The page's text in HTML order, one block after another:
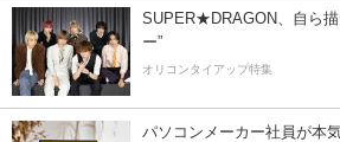
SUPER★DRAGON、自ら描
ー”
オリコンタイアップ特集
パソコンメーカー社員が本